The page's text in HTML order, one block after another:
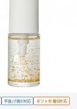
手提げ袋S対応 ギフト巾着S対応